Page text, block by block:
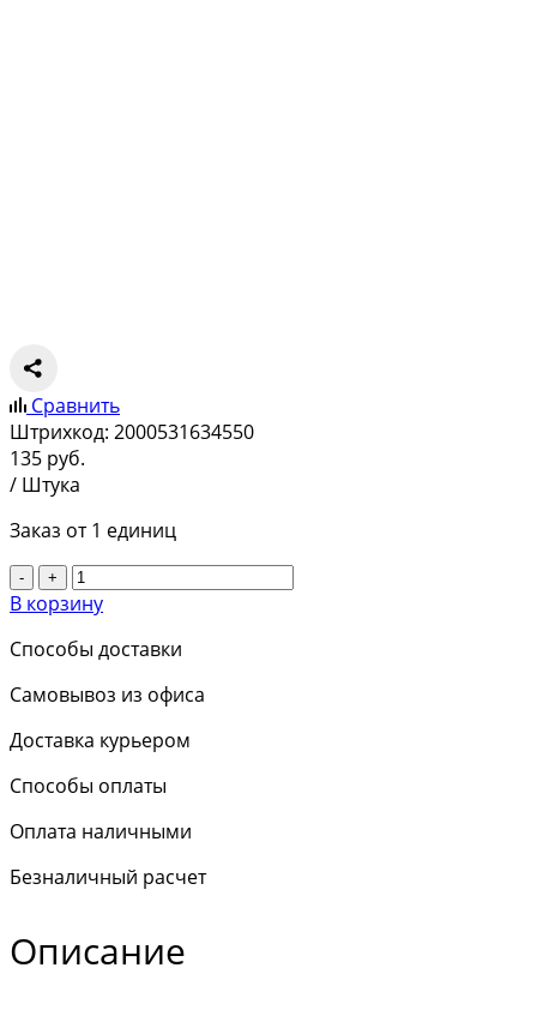
Сравнить
Штрихкод: 2000531634550
135 руб.
/ Штука
Заказ от 1 единиц
- +
В корзину
Способы доставки
Самовывоз из офиса
Доставка курьером
Способы оплаты
Оплата наличными
Безналичный расчет
Описание